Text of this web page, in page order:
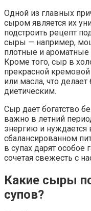
Одной из главных
сыром является их
подстроить рецепт
сыры — например,
плотные и ароматные
Кроме того, сыр в
прекрасной
или масла, что
диетическим.
Сыр дает богатство
важно в летний
энергию и
сбалансированном
в супах дарят особое
сочетая свежесть с
Какие сыры
супов?